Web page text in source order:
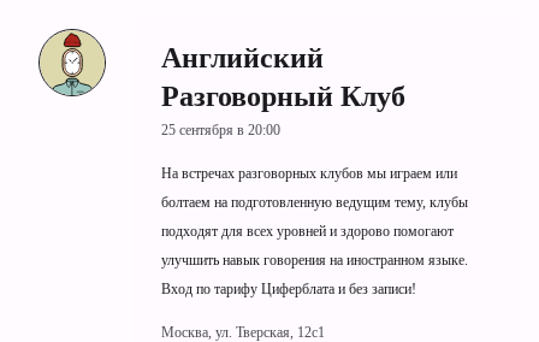
Английский
Разговорный Клуб
25 сентября в 20:00
На встречах разговорных клубов мы играем или
болтаем на подготовленную ведущим тему, клубы
подходят для всех уровней и здорово помогают
улучшить навык говорения на иностранном языке.
Вход по тарифу Циферблата и без записи!
Москва, ул. Тверская, 12с1